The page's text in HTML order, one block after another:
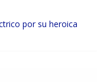
por su heroica
sector privado para
del SEN